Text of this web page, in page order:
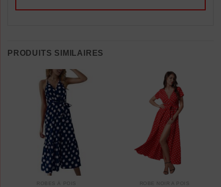
PRODUITS SIMILAIRES
ROBES À POIS ROBE NOIR A POIS